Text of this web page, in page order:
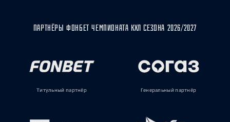
ПАРТНЁРЫ ФОНБЕТ ЧЕМПИОНАТА КХЛ СЕЗОНА 2026/2027
Титульный партнёр Генеральный партнёр